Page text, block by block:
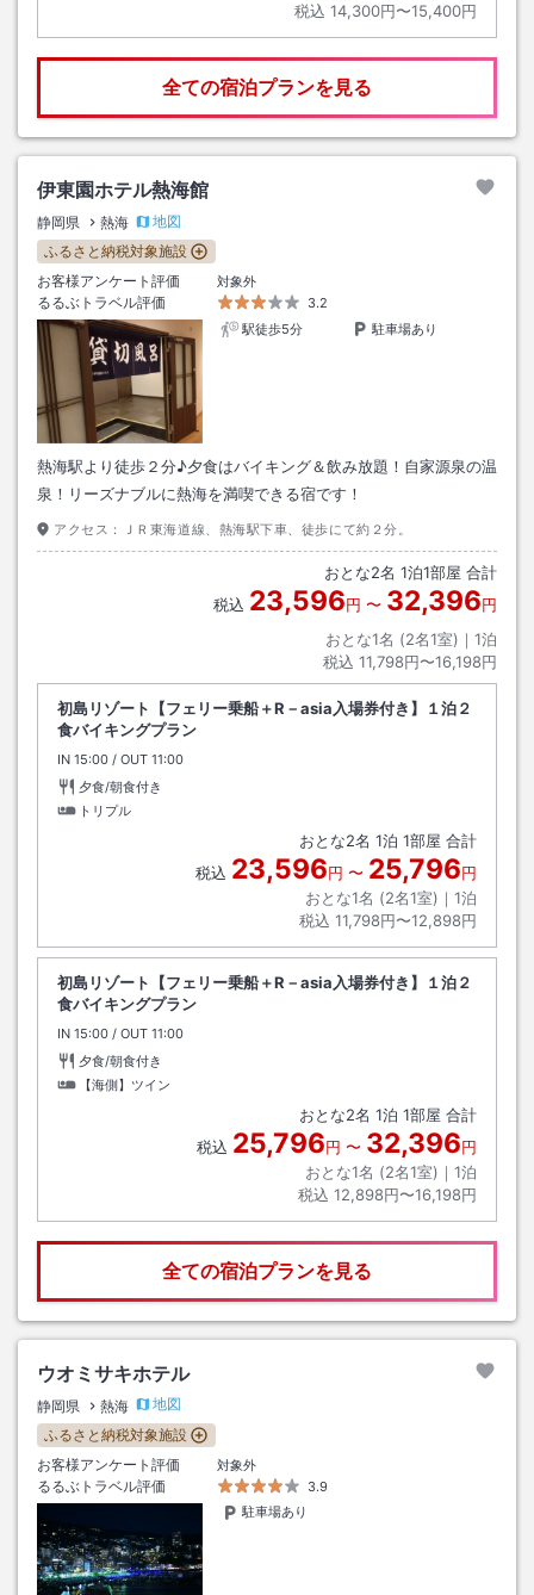
税込 14,300円〜15,400円
全ての宿泊プランを見る
伊東園ホテル熱海館
静岡県 熱海
地図
ふるさと納税対象施設
お客様アンケート評価
対象外
るるぶトラベル評価
3.2
駅徒歩5分
駐車場あり
熱海駅より徒歩２分♪夕食はバイキング＆飲み放題！自家源泉の温
泉！リーズナブルに熱海を満喫できる宿です！
アクセス： ＪＲ東海道線、熱海駅下車、徒歩にて約２分。
おとな2名 1泊1部屋 合計
税込 23,596円 〜 32,396円
おとな1名 (2名1室)｜ 1泊
税込 11,798円〜16,198円
初島リゾート【フェリー乗船＋R－asia入場券付き】１泊２
食バイキングプラン
IN チェックイン
15:00 / OUT チェックアウト
11:00
夕食/朝食付き
トリプル
おとな2名 1泊 1部屋 合計
税込 23,596円 〜 25,796円
おとな1名 (2名1室)｜ 1泊
税込 11,798円〜12,898円
初島リゾート【フェリー乗船＋R－asia入場券付き】１泊２
食バイキングプラン
IN チェックイン
15:00 / OUT チェックアウト
11:00
夕食/朝食付き
【海側】ツイン
おとな2名 1泊 1部屋 合計
税込 25,796円 〜 32,396円
おとな1名 (2名1室)｜ 1泊
税込 12,898円〜16,198円
全ての宿泊プランを見る
ウオミサキホテル
静岡県 熱海
地図
ふるさと納税対象施設
お客様アンケート評価
対象外
るるぶトラベル評価
3.9
駐車場あり